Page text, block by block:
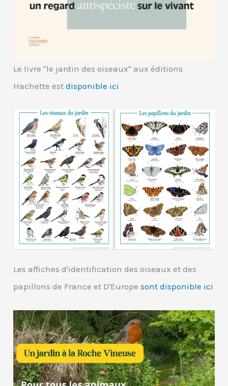
Le livre "le jardin des oiseaux" aux éditions
Hachette estdisponible ici
Les affiches d'identification des oiseaux et des
papillons de France et D'Europesont disponible ici